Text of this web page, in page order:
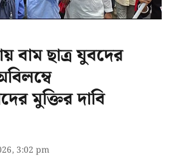
বাম ছাত্র যুবদের
মুক্তির দাবি
3:02 pm